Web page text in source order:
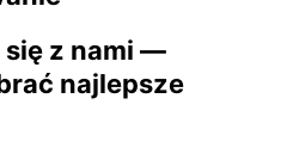
z nami —
najlepsze